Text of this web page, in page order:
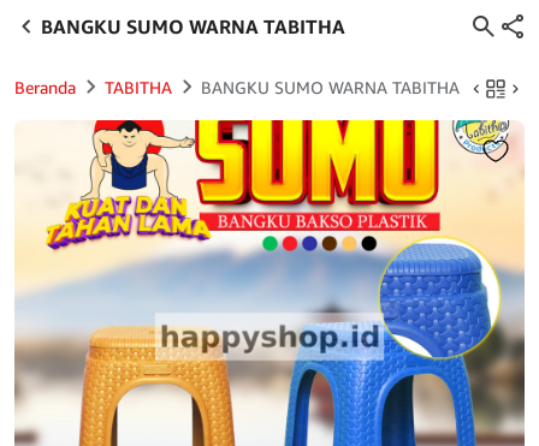
BANGKU SUMO WARNA TABITHA
Beranda TABITHA BANGKU SUMO WARNA TABITHA